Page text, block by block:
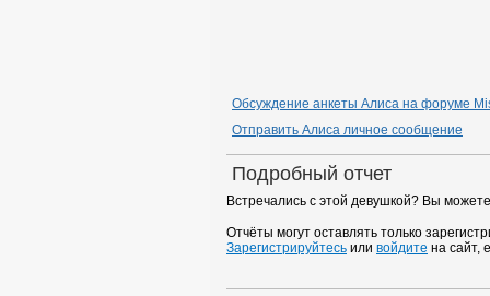
Обсуждение анкеты Алиса на форуме
Отправить Алиса личное сообщение
Подробный отчет
Встречались с этой девушкой? Вы
Отчёты могут оставлять только
Зарегистрируйтесь или войдите на сайт,